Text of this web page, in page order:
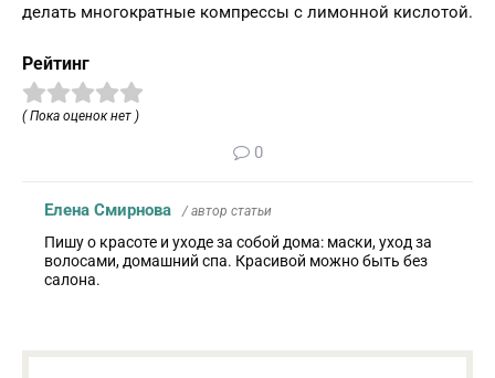
делать многократные компрессы с лимонной кислотой.
Рейтинг
( Пока оценок нет )
0
Елена Смирнова / автор статьи
Пишу о красоте и уходе за собой дома: маски, уход за
волосами, домашний спа. Красивой можно быть без
салона.